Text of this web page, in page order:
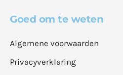
Goed om te weten
Algemene voorwaarden
Privacyverklaring